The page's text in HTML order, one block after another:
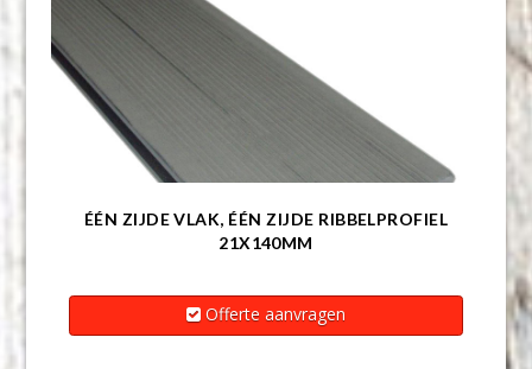
ÉÉN ZIJDE VLAK, ÉÉN ZIJDE RIBBELPROFIEL
21X140MM
Offerte aanvragen